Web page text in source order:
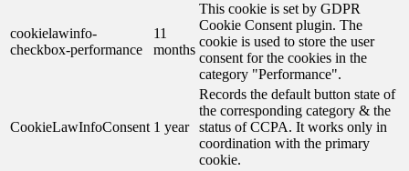
cookielawinfo-
checkbox-performance
11
months
This cookie is set by GDPR
Cookie Consent plugin. The
cookie is used to store the user
consent for the cookies in the
category "Performance".
CookieLawInfoConsent 1 year
Records the default button state of
the corresponding category & the
status of CCPA. It works only in
coordination with the primary
cookie.